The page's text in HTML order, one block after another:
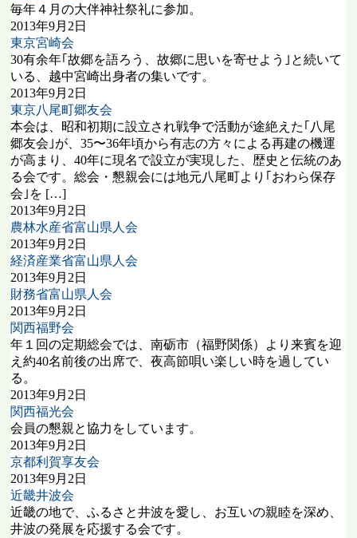
毎年４月の大伴神社祭礼に参加。
2013年9月2日
東京宮崎会
30有余年｢故郷を語ろう、故郷に思いを寄せよう｣と続いて
いる、越中宮崎出身者の集いです。
2013年9月2日
東京八尾町郷友会
本会は、昭和初期に設立され戦争で活動が途絶えた｢八尾
郷友会｣が、35〜36年頃から有志の方々による再建の機運
が高まり、40年に現名で設立が実現した、歴史と伝統のあ
る会です。総会・懇親会には地元八尾町より｢おわら保存
会｣を […]
2013年9月2日
農林水産省富山県人会
2013年9月2日
経済産業省富山県人会
2013年9月2日
財務省富山県人会
2013年9月2日
関西福野会
年１回の定期総会では、南砺市（福野関係）より来賓を迎
え約40名前後の出席で、夜高節唄い楽しい時を過してい
る。
2013年9月2日
関西福光会
会員の懇親と協力をしています。
2013年9月2日
京都利賀享友会
2013年9月2日
近畿井波会
近畿の地で、ふるさと井波を愛し、お互いの親睦を深め、
井波の発展を応援する会です。